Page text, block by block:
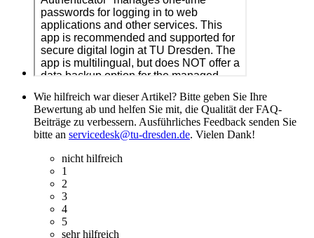
Wie hilfreich war dieser Artikel? Bitte geben Sie Ihre
Bewertung ab und helfen Sie mit, die Qualität der FAQ-
Beiträge zu verbessern. Ausführliches Feedback senden Sie
bitte an servicedesk@tu-dresden.de. Vielen Dank!
nicht hilfreich
1
2
3
4
5
sehr hilfreich